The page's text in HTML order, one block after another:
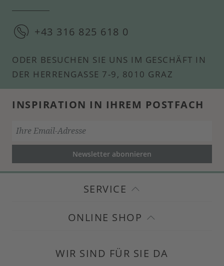
+43 316 825 618 0
ODER BESUCHEN SIE UNS IM GESCHÄFT IN
DER HERRENGASSE 7-9, 8010 GRAZ
INSPIRATION IN IHREM POSTFACH
Newsletter abonnieren
SERVICE
ONLINE SHOP
WIR SIND FÜR SIE DA